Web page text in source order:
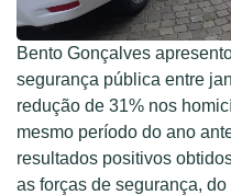
Bento Gonçalves
segurança pública entre
redução de 31% nos
mesmo período do ano
resultados positivos
as forças de segurança,